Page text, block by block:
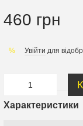
460 грн
% Увійти для
Характеристики